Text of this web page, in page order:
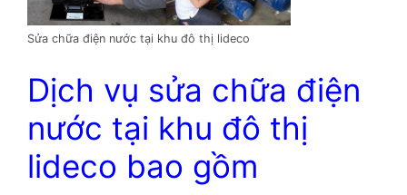
Sửa chữa điện nước tại khu đô thị lideco
Dịch vụ sửa chữa điện
nước tại khu đô thị
lideco bao gồm